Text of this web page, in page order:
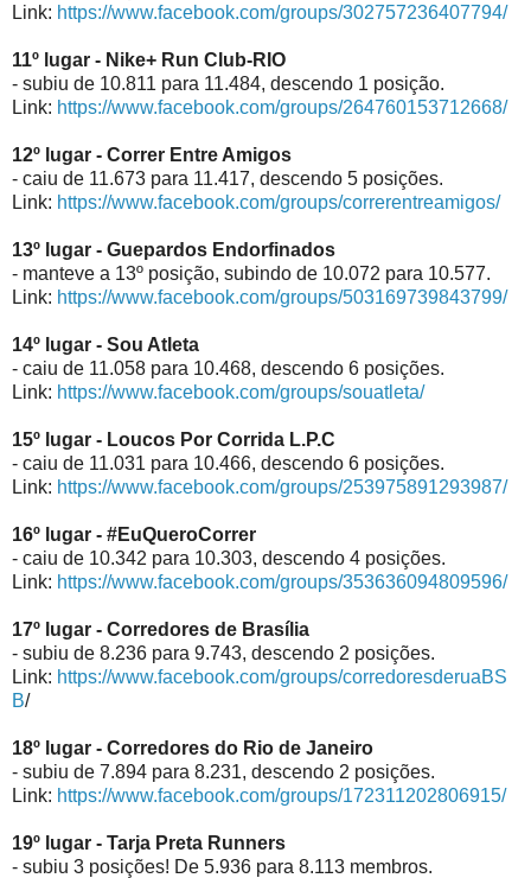
Link: https://www.facebook.com/groups/302757236407794/
11º lugar - Nike+ Run Club-RIO
- subiu de 10.811 para 11.484, descendo 1 posição.
Link: https://www.facebook.com/groups/264760153712668/
12º lugar - Correr Entre Amigos
- caiu de 11.673 para 11.417, descendo 5 posições.
Link: https://www.facebook.com/groups/correrentreamigos/
13º lugar - Guepardos Endorfinados
- manteve a 13º posição, subindo de 10.072 para 10.577.
Link: https://www.facebook.com/groups/503169739843799/
14º lugar - Sou Atleta
- caiu de 11.058 para 10.468, descendo 6 posições.
Link: https://www.facebook.com/groups/souatleta/
15º lugar - Loucos Por Corrida L.P.C
- caiu de 11.031 para 10.466, descendo 6 posições.
Link: https://www.facebook.com/groups/253975891293987/
16º lugar - #EuQueroCorrer
- caiu de 10.342 para 10.303, descendo 4 posições.
Link: https://www.facebook.com/groups/353636094809596/
17º lugar - Corredores de Brasília
- subiu de 8.236 para 9.743, descendo 2 posições.
Link: https://www.facebook.com/groups/corredoresderuaBS
B/
18º lugar - Corredores do Rio de Janeiro
- subiu de 7.894 para 8.231, descendo 2 posições.
Link: https://www.facebook.com/groups/172311202806915/
19º lugar - Tarja Preta Runners
- subiu 3 posições! De 5.936 para 8.113 membros.